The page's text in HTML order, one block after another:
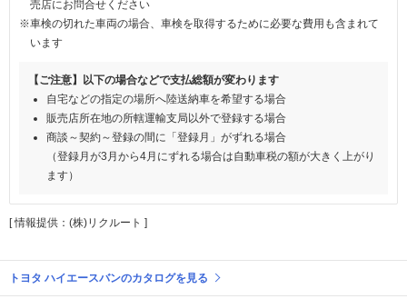
売店にお問合せください
※車検の切れた車両の場合、車検を取得するために必要な費用も含まれて
います
【ご注意】以下の場合などで支払総額が変わります
自宅などの指定の場所へ陸送納車を希望する場合
販売店所在地の所轄運輸支局以外で登録する場合
商談～契約～登録の間に「登録月」がずれる場合
（登録月が3月から4月にずれる場合は自動車税の額が大きく上がり
ます）
[ 情報提供：(株)リクルート ]
トヨタ ハイエースバンのカタログを見る